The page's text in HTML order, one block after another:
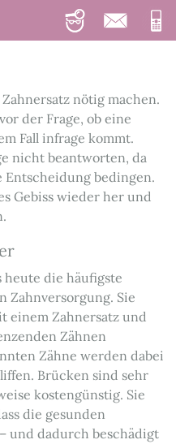
ist die richtige
nötig machen.
der Frage, ob eine
Fall infrage kommt.
nicht beantworten, da
bedingen.
Gebiss wieder her und
heute die häufigste
Zahnversorgung. Sie
einem Zahnersatz und
Zähnen
Zähne werden dabei
Brücken sind sehr
kostengünstig. Sie
die gesunden
und dadurch beschädigt